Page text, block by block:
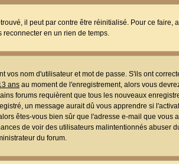
il peut par contre être réinitialisé. Pour ce
en un rien de temps.
vos nom d'utilisateur et mot de passe. S'ils ont
ans au moment de l'enregistrement, alors vous
forums requièrent que tous les nouveaux
un message aurait dû vous apprendre si
êtes-vous bien sûr que l'adresse e-mail que
de voir des utilisateurs malintentionnés abuser
du forum.